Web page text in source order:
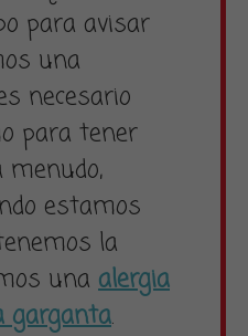
para avisar
una
necesario
para tener
menudo,
estamos
la
una alergia
garganta.